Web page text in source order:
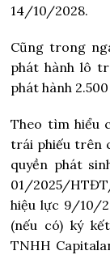
14/10/2028.
Cũng trong
phát hành lô
phát hành
Theo tìm hiểu
trái phiếu trên
quyền phát
01/2025/
hiệu lực 9/10/
(nếu có) ký
TNHH